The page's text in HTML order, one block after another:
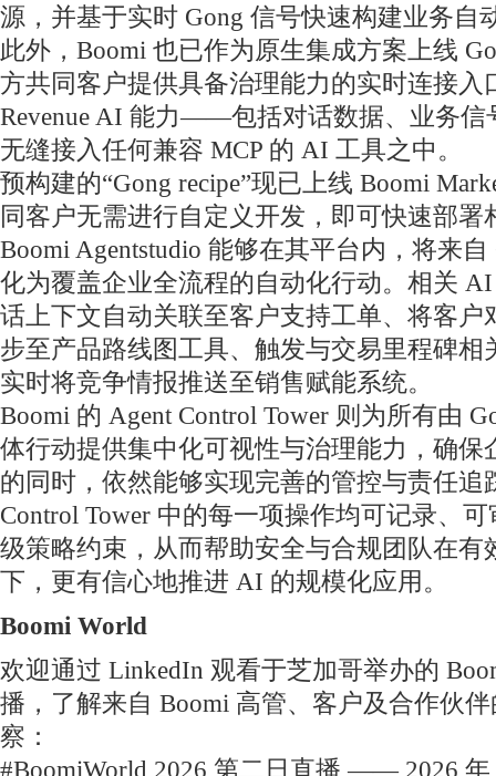
源，并基于实时 Gong 信号快速构建业务自
此外，Boomi 也已作为原生集成方案上线
方共同客户提供具备治理能力的实时连接入
Revenue AI 能力——包括对话数据、业务
无缝接入任何兼容 MCP 的 AI 工具之中。
预构建的“Gong recipe”现已上线 Boomi
同客户无需进行自定义开发，即可快速部署
Boomi Agentstudio 能够在其平台内，将来
化为覆盖企业全流程的自动化行动。相关
话上下文自动关联至客户支持工单、将客户
步至产品路线图工具、触发与交易里程碑相
实时将竞争情报推送至销售赋能系统。
Boomi 的 Agent Control Tower 则为所有由
体行动提供集中化可视性与治理能力，确
的同时，依然能够实现完善的管控与责任追
Control Tower 中的每一项操作均可记录、
级策略约束，从而帮助安全与合规团队在有
下，更有信心地推进 AI 的规模化应用。
Boomi World
欢迎通过 LinkedIn 观看于芝加哥举办的
播，了解来自 Boomi 高管、客户及合作伙
察：
#BoomiWorld 2026 第二日直播 —— 2026 年